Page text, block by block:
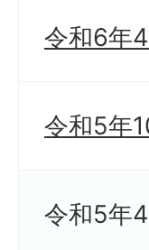
令和6年
令和5年
令和5年